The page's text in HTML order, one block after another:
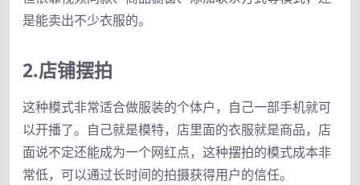
是能卖出不少衣服的。
2.店铺摆拍
这种模式非常适合做服装的个体户，自己一部手机就可
以开播了。自己就是模特，店里面的衣服就是商品，店
面说不定还能成为一个网红点，这种摆拍的模式成本非
常低，可以通过长时间的拍摄获得用户的信任。